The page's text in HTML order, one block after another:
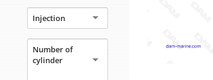
Injection
Number of
cylinder